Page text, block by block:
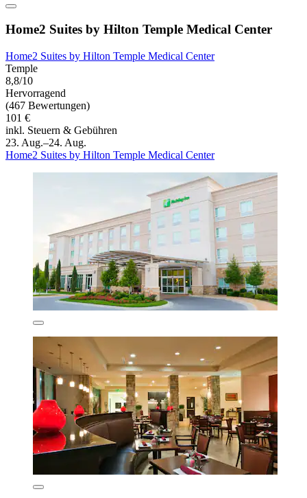
Home2 Suites by Hilton Temple Medical Center
Home2 Suites by Hilton Temple Medical Center
Temple
8,8/10
Hervorragend
(467 Bewertungen)
101 €
inkl. Steuern & Gebühren
23. Aug.–24. Aug.
Home2 Suites by Hilton Temple Medical Center